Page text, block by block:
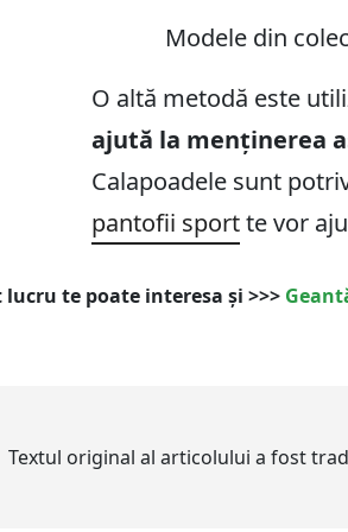
Modele din
O altă metodă este
ajută la menținerea
Calapoadele sunt
pantofii sportte vor
lucru te poate interesa și >>>
Textul original al articolului a fost